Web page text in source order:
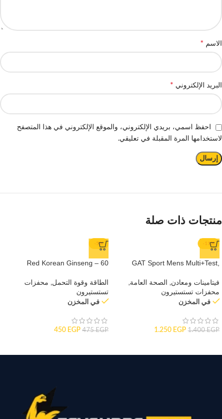
الاسم *
البريد الإلكتروني *
احفظ اسمي، بريدي الإلكتروني، والموقع الإلكتروني في هذا المتصفح
لاستخدامها المرة المقبلة في تعليقي.
منتجات ذات صلة
-11%
GAT Sport Mens Multi+Test,
فيتامينات ومعادن, الصحة العامة,
محفزات تستستيرون
في المخزن
1.400EGP
1.250 EGP
-5%
Red Korean Ginseng – 60
الطاقة وقوة التحمل, محفزات
تستستيرون
في المخزن
475EGP
450 EGP